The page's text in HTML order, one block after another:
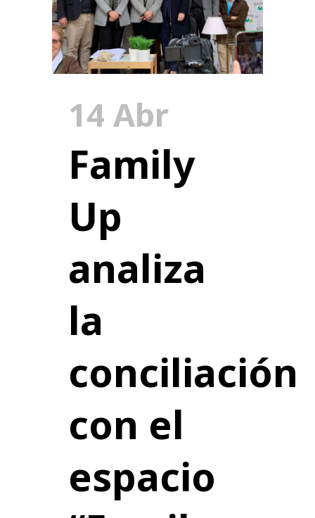
14 Abr
Family
Up
analiza
la
conciliación
con el
espacio